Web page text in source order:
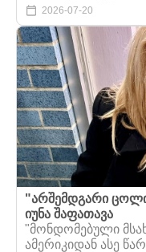
2026-07-20
"არშემდგარი
იუნა შაფათავა
"მონდომებული
ამერიკიდან ასე